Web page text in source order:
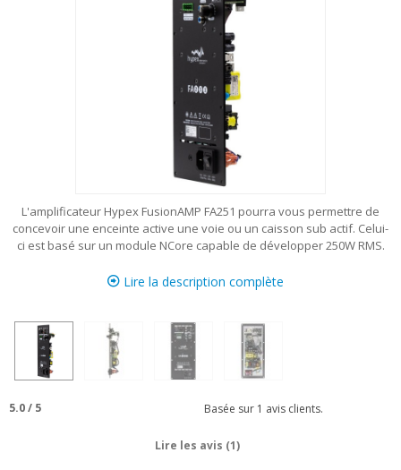
L'amplificateur Hypex FusionAMP FA251 pourra vous permettre de
concevoir une enceinte active une voie ou un caisson sub actif. Celui-
ci est basé sur un module NCore capable de développer 250W RMS.
Lire la description complète
5.0/ 5 Basée sur 1 avis clients.
Lire les avis (1)